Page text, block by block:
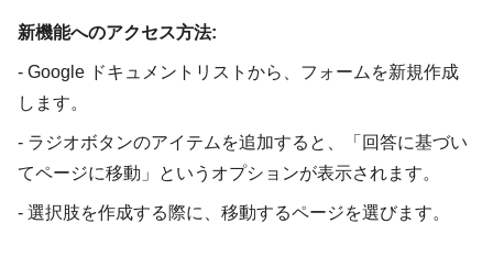
新機能へのアクセス方法:
- Google ドキュメントリストから、フォームを新規作成
します。
- ラジオボタンのアイテムを追加すると、「回答に基づい
てページに移動」というオプションが表示されます。
- 選択肢を作成する際に、移動するページを選びます。